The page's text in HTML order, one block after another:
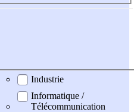
Industrie
Informatique /
Télécommunication